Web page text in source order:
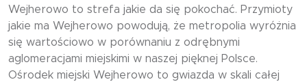
Wejherowo to strefa jakie da się pokochać. Przymioty
jakie ma Wejherowo powodują, że metropolia wyróżnia
się wartościowo w porównaniu z odrębnymi
aglomeracjami miejskimi w naszej pięknej Polsce.
Ośrodek miejski Wejherowo to gwiazda w skali całej